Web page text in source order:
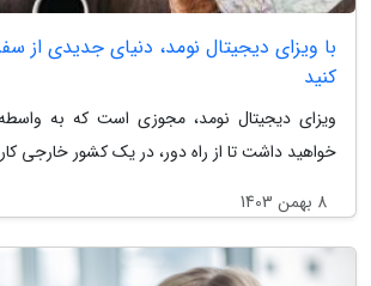
با ویزای دیجیتال نومد، دنیای جدیدی از
کنید
ویزای دیجیتال نومد، مجوزی است که به
خواهید داشت تا از راه دور، در یک کشور خارجی
8 بهمن 1403